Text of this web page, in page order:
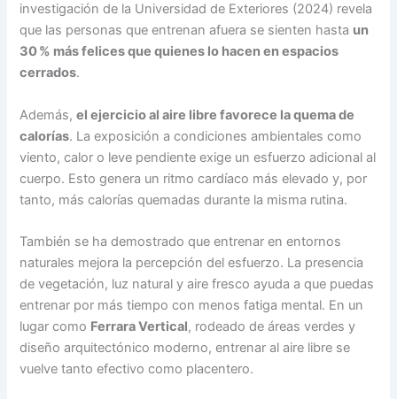
investigación de la Universidad de Exteriores (2024) revela
que las personas que entrenan afuera se sienten hasta un
30 % más felices que quienes lo hacen en espacios
cerrados.
Además,el ejercicio al aire libre favorece la quema de
calorías. La exposición a condiciones ambientales como
viento, calor o leve pendiente exige un esfuerzo adicional al
cuerpo. Esto genera un ritmo cardíaco más elevado y, por
tanto, más calorías quemadas durante la misma rutina.
También se ha demostrado que entrenar en entornos
naturales mejora la percepción del esfuerzo. La presencia
de vegetación, luz natural y aire fresco ayuda a que puedas
entrenar por más tiempo con menos fatiga mental. En un
lugar como Ferrara Vertical, rodeado de áreas verdes y
diseño arquitectónico moderno, entrenar al aire libre se
vuelve tanto efectivo como placentero.